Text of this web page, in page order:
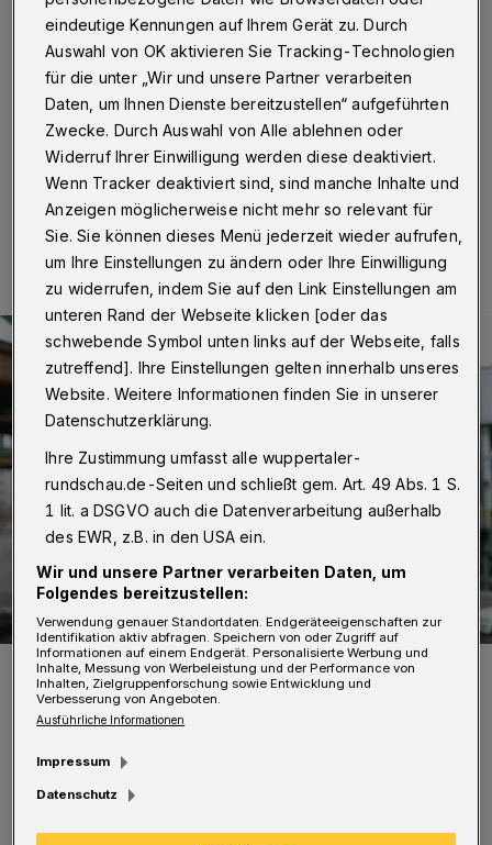
Wuppertal·Wuppertalerinnen und Wuppertalern ab 70
Jahren soll in Zukunft die Möglichkeit eröffnet werden,
bei freiwilliger Abgabe ihres Führerscheins für ein Jahr
kostenlos ein Deutschlandticket zu bekommen.
04.12.2023 , 10:30 Uhr Eine Minute Lesezeit
Das „Deutschlandticket“ gilt bundesweit für den ÖPNV.
Foto: Christoph Petersen
Einen entsprechenden Antrag an den
eindeutige Kennungen auf Ihrem Gerät zu. Durch
Auswahl von OK aktivieren Sie Tracking-Technologien
für die unter „Wir und unsere Partner verarbeiten
Daten, um Ihnen Dienste bereitzustellen“ aufgeführten
Zwecke. Durch Auswahl von Alle ablehnen oder
Widerruf Ihrer Einwilligung werden diese deaktiviert.
Wenn Tracker deaktiviert sind, sind manche Inhalte und
Anzeigen möglicherweise nicht mehr so relevant für
Sie. Sie können dieses Menü jederzeit wieder aufrufen,
um Ihre Einstellungen zu ändern oder Ihre Einwilligung
zu widerrufen, indem Sie auf den Link Einstellungen am
unteren Rand der Webseite klicken [oder das
schwebende Symbol unten links auf der Webseite, falls
zutreffend]. Ihre Einstellungen gelten innerhalb unseres
Website. Weitere Informationen finden Sie in unserer
Datenschutzerklärung.
Ihre Zustimmung umfasst alle wuppertaler-
rundschau.de-Seiten und schließt gem. Art. 49 Abs. 1 S.
1 lit. a DSGVO auch die Datenverarbeitung außerhalb
des EWR, z.B. in den USA ein.
Wir und unsere Partner verarbeiten Daten, um
Folgendes bereitzustellen:
Verwendung genauer Standortdaten. Endgeräteeigenschaften zur
Identifikation aktiv abfragen. Speichern von oder Zugriff auf
Informationen auf einem Endgerät. Personalisierte Werbung und
Inhalte, Messung von Werbeleistung und der Performance von
Inhalten, Zielgruppenforschung sowie Entwicklung und
Verbesserung von Angeboten.
Ausführliche Informationen
Impressum
Datenschutz